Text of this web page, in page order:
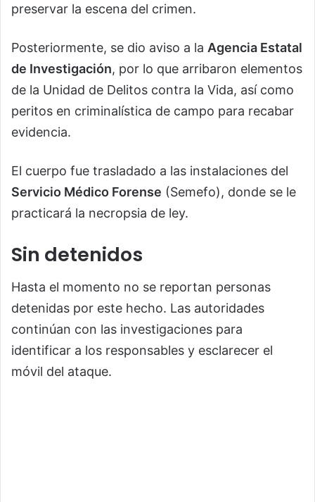
preservar la escena del crimen.
Posteriormente, se dio aviso a la Agencia Estatal
de Investigación, por lo que arribaron elementos
de la Unidad de Delitos contra la Vida, así como
peritos en criminalística de campo para recabar
evidencia.
El cuerpo fue trasladado a las instalaciones del
Servicio Médico Forense (Semefo), donde se le
practicará la necropsia de ley.
Sin detenidos
Hasta el momento no se reportan personas
detenidas por este hecho. Las autoridades
continúan con las investigaciones para
identificar a los responsables y esclarecer el
móvil del ataque.